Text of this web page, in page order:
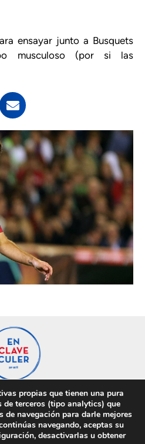
ensayar junto a Busquets
musculoso (por si las
propias que tienen una pura
terceros (tipo analytics) que
de navegación para darle mejores
navegando, aceptas su
desactivarlas u obtener